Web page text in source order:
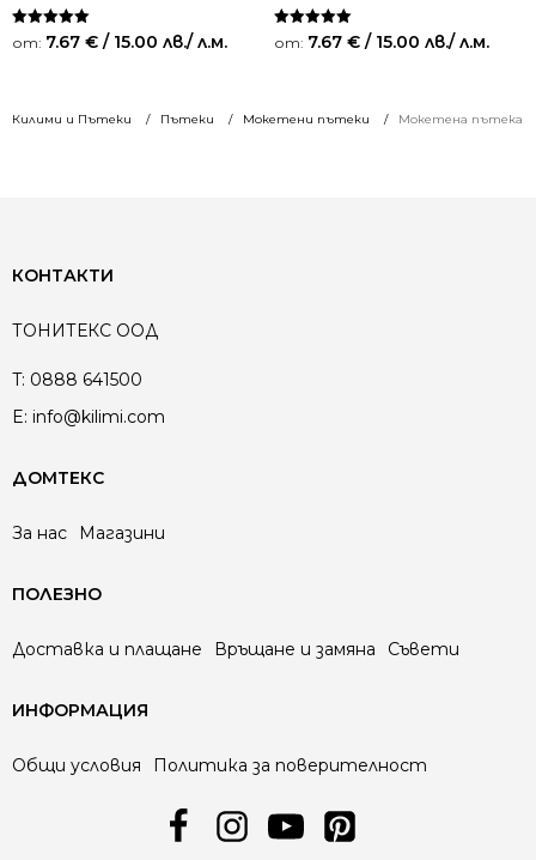
Килими и Пътеки Пътеки Мокетени пътеки Мокетена пътека –
Оценено на
5.00
от: 7.67 € / 15.00 лв./ л.м.
Оценено на
5.00
от: 7.67 € / 15.00 лв./ л.м.
КОНТАКТИ
ТОНИТЕКС ООД
T: 0888 641500
E: info@kilimi.com
ДОМТЕКС
За нас Магазини
ПОЛЕЗНО
Доставка и плащане Връщане и замяна Съвети
ИНФОРМАЦИЯ
Общи условия Политика за поверителност